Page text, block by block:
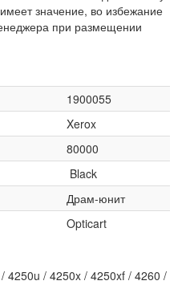
значение, во избежание
при размещении
1900055
Xerox
80000
Black
Драм-юнит
Opticart
4250u / 4250x / 4250xf / 4260 /